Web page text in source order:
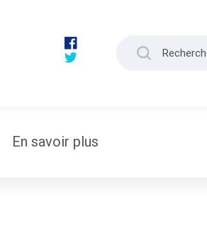
En savoir plus